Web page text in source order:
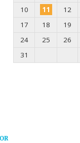
10
11 12
17
18 19
24
25 26
31